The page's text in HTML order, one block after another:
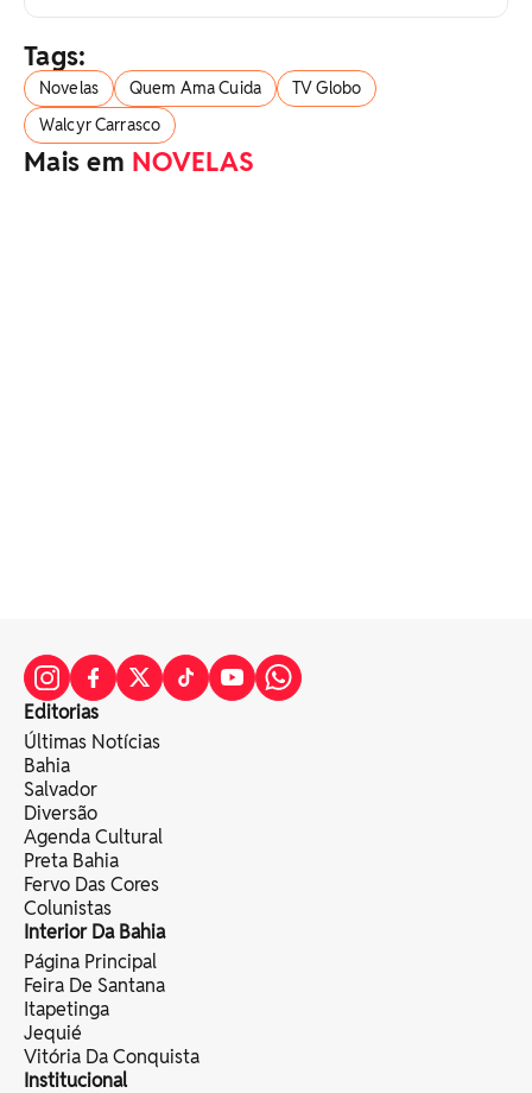
Tags:
Novelas Quem Ama Cuida
TV Globo
Walcyr Carrasco
Mais em NOVELAS
Editorias
Últimas Notícias
Bahia
Salvador
Diversão
Agenda Cultural
Preta Bahia
Fervo Das Cores
Colunistas
Interior Da Bahia
Página Principal
Feira De Santana
Itapetinga
Jequié
Vitória Da Conquista
Institucional